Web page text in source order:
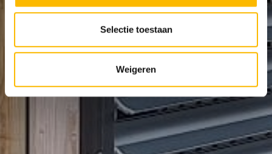
Selectie toestaan
Weigeren